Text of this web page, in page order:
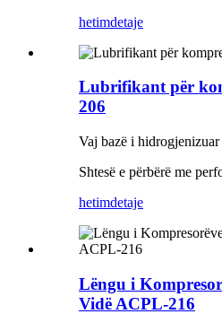
hetimdetaje
Lubrifikant për
206
Vaj bazë i
Shtesë e përbërë me
hetimdetaje
Lëngu i
Vidë ACPL-216